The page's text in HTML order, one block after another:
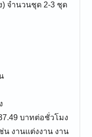
) จำนวนชุด 2-3 ชุด
บาทต่อชั่วโมง
น งานแต่งงาน งาน